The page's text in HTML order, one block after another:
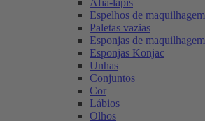
Afia-lápis
Espelhos de maquilhagem
Paletas vazias
Esponjas de maquilhagem
Esponjas Konjac
Unhas
Conjuntos
Cor
Lábios
Olhos